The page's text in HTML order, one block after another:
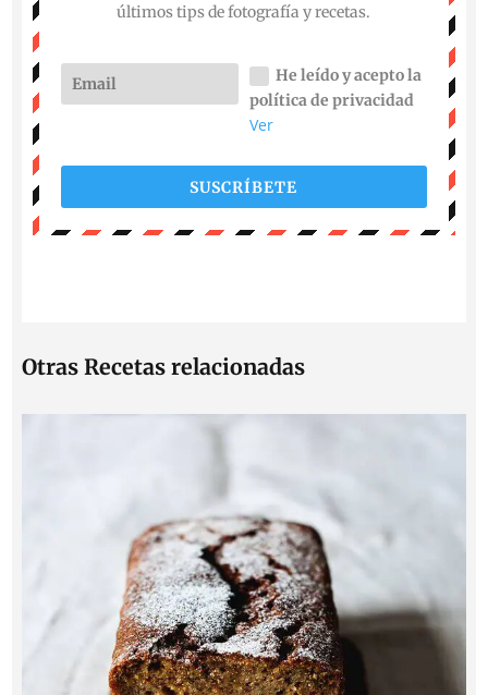
últimos tips de fotografía y recetas.
He leído y acepto la
política de privacidad
Ver
SUSCRÍBETE
Otras Recetas relacionadas